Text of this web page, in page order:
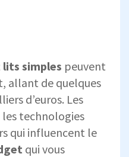
simples peuvent
allant de quelques
d’euros. Les
technologies
qui influencent le
qui vous